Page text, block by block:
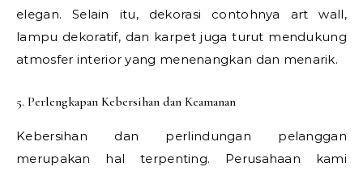
elegan. Selain itu, dekorasi contohnya art wall,
lampu dekoratif, dan karpet juga turut mendukung
atmosfer interior yang menenangkan dan menarik.
5. Perlengkapan Kebersihan dan Keamanan
Kebersihan dan perlindungan pelanggan
merupakan hal terpenting. Perusahaan kami